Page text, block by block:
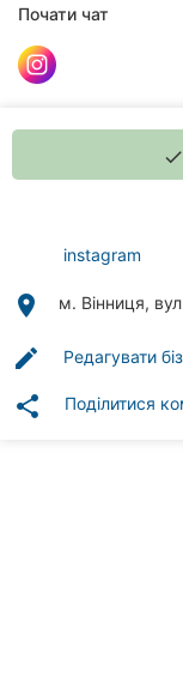
Автошколи
Ресторани
рубрики
міста:
Вінниця
Житомир
Почати чат
done
instagram
place м. Вінниця,
edit Редагувати
share Поділитися